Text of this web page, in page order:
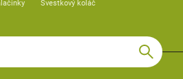
Švestkový koláč